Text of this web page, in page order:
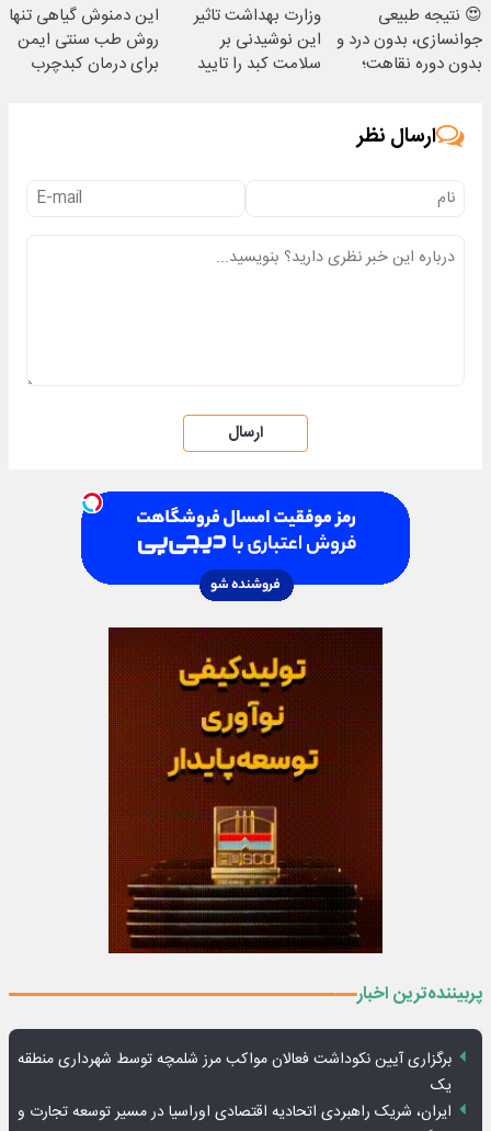
😍 نتیجه‌ طبیعی
جوانسازی، بدون درد و
بدون دوره نقاهت؛
وزارت بهداشت تاثیر
این نوشیدنی بر
سلامت کبد را تایید
این دمنوش گیاهی تنها
روش طب سنتی ایمن
برای درمان کبدچرب
ارسال نظر
ارسال
پربیننده‌ترین اخبار
برگزاری آیین نکوداشت فعالان مواکب مرز شلمچه توسط شهرداری منطقه
یک
ایران، شریک راهبردی اتحادیه اقتصادی اوراسیا در مسیر توسعه تجارت و